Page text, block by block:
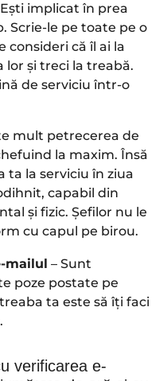
implicat în prea
Scrie-le pe toate pe o
consideri că îl ai la
lor și treci la treabă.
de serviciu într-o
mult petrecerea de
la maxim. Însă
ta la serviciu în ziua
capabil din
și fizic. Șefilor nu le
cu capul pe birou.
mailul – Sunt
poze postate pe
ta este să îți faci
verificarea e-